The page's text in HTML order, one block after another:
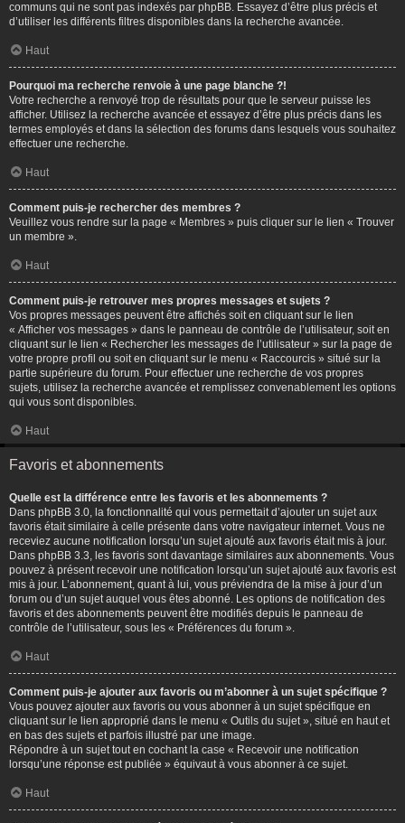
communs qui ne sont pas indexés par phpBB. Essayez d’être plus précis et
d’utiliser les différents filtres disponibles dans la recherche avancée.
Haut
Pourquoi ma recherche renvoie à une page blanche ?!
Votre recherche a renvoyé trop de résultats pour que le serveur puisse les
afficher. Utilisez la recherche avancée et essayez d’être plus précis dans les
termes employés et dans la sélection des forums dans lesquels vous souhaitez
effectuer une recherche.
Haut
Comment puis-je rechercher des membres ?
Veuillez vous rendre sur la page « Membres » puis cliquer sur le lien « Trouver
un membre ».
Haut
Comment puis-je retrouver mes propres messages et sujets ?
Vos propres messages peuvent être affichés soit en cliquant sur le lien
« Afficher vos messages » dans le panneau de contrôle de l’utilisateur, soit en
cliquant sur le lien « Rechercher les messages de l’utilisateur » sur la page de
votre propre profil ou soit en cliquant sur le menu « Raccourcis » situé sur la
partie supérieure du forum. Pour effectuer une recherche de vos propres
sujets, utilisez la recherche avancée et remplissez convenablement les options
qui vous sont disponibles.
Haut
Favoris et abonnements
Quelle est la différence entre les favoris et les abonnements ?
Dans phpBB 3.0, la fonctionnalité qui vous permettait d’ajouter un sujet aux
favoris était similaire à celle présente dans votre navigateur internet. Vous ne
receviez aucune notification lorsqu’un sujet ajouté aux favoris était mis à jour.
Dans phpBB 3.3, les favoris sont davantage similaires aux abonnements. Vous
pouvez à présent recevoir une notification lorsqu’un sujet ajouté aux favoris est
mis à jour. L’abonnement, quant à lui, vous préviendra de la mise à jour d’un
forum ou d’un sujet auquel vous êtes abonné. Les options de notification des
favoris et des abonnements peuvent être modifiés depuis le panneau de
contrôle de l’utilisateur, sous les « Préférences du forum ».
Haut
Comment puis-je ajouter aux favoris ou m’abonner à un sujet spécifique ?
Vous pouvez ajouter aux favoris ou vous abonner à un sujet spécifique en
cliquant sur le lien approprié dans le menu « Outils du sujet », situé en haut et
en bas des sujets et parfois illustré par une image.
Répondre à un sujet tout en cochant la case « Recevoir une notification
lorsqu’une réponse est publiée » équivaut à vous abonner à ce sujet.
Haut